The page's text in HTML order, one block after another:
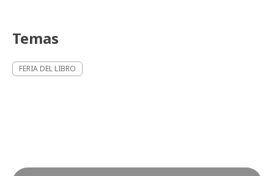
Temas
FERIA DEL LIBRO